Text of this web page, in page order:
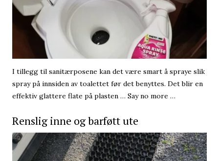
I tillegg til sanitærposene kan det være smart å spraye slik
spray på innsiden av toalettet før det benyttes. Det blir en
effektiv glattere flate på plasten … Say no more …
Renslig inne og barføtt ute